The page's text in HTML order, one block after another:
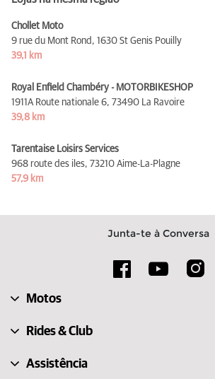
Chollet Moto
9 rue du Mont Rond, 1630 St Genis Pouilly
39,1 km
Royal Enfield Chambéry - MOTORBIKESHOP
1911A Route nationale 6, 73490 La Ravoire
39,8 km
Tarentaise Loisirs Services
968 route des iles, 73210 Aime-La-Plagne
57,9 km
Junta-te à Conversa
Motos
Rides & Club
Assistência